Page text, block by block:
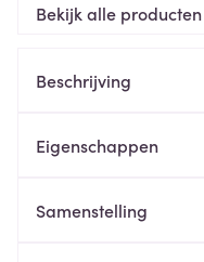
Bekijk alle
Beschrijving
Eigenschappen
Samenstelling